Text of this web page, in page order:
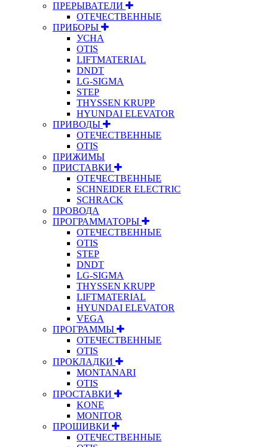
ПРЕРЫВАТЕЛИ
ОТЕЧЕСТВЕННЫЕ
ПРИБОРЫ
УСНА
OTIS
LIFTMATERIAL
DNDT
LG-SIGMA
STEP
THYSSEN KRUPP
HYUNDAI ELEVATOR
ПРИВОДЫ
ОТЕЧЕСТВЕННЫЕ
OTIS
ПРИЖИМЫ
ПРИСТАВКИ
ОТЕЧЕСТВЕННЫЕ
SCHNEIDER ELECTRIC
SCHRACK
ПРОВОДА
ПРОГРАММАТОРЫ
ОТЕЧЕСТВЕННЫЕ
OTIS
STEP
DNDT
LG-SIGMA
THYSSEN KRUPP
LIFTMATERIAL
HYUNDAI ELEVATOR
VEGA
ПРОГРАММЫ
ОТЕЧЕСТВЕННЫЕ
OTIS
ПРОКЛАДКИ
MONTANARI
OTIS
ПРОСТАВКИ
KONE
MONITOR
ПРОШИВКИ
ОТЕЧЕСТВЕННЫЕ